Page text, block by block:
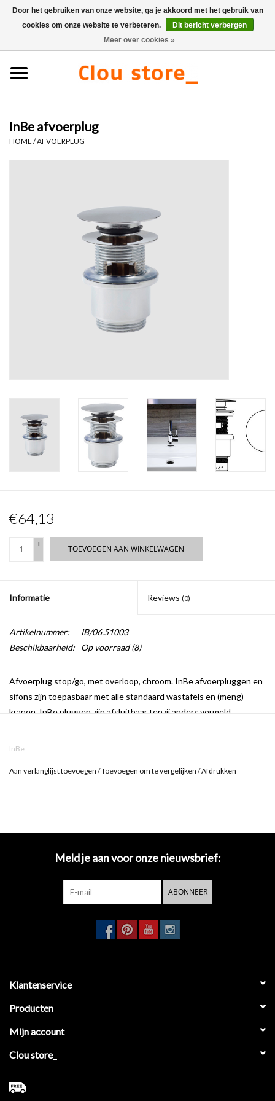
0 Artikelen - €0,00
Fonteinsets
Fonteinen
InBe afvoerplug
HOME /AFVOERPLUG
€64,13
+
-
TOEVOEGEN AAN WINKELWAGEN
Informatie Reviews (0)
Artikelnummer:
IB/06.51003
Beschikbaarheid:
Op voorraad(8)
Afvoerplug stop/go, met overloop, chroom. InBe afvoerpluggen en
sifons zijn toepasbaar met alle standaard wastafels en (meng)
kranen. InBe pluggen zijn afsluitbaar tenzij anders vermeld.
InBe
Aan verlanglijst toevoegen /Toevoegen om te vergelijken /Afdrukken
Meld je aan voor onze nieuwsbrief:
ABONNEER
Klantenservice
Producten
Mijn account
Clou store_
Door het gebruiken van onze website, ga je akkoord met het gebruik van
cookies om onze website te verbeteren.
Dit bericht verbergen
Meer over cookies »